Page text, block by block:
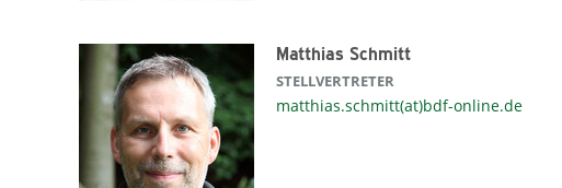
Matthias Schmitt
STELLVERTRETER
matthias.schmitt(at)bdf-online.de